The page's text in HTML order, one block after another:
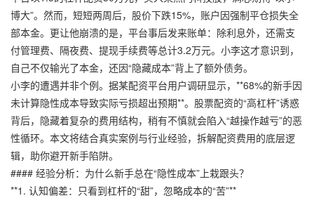
博大”。然而，短短两周后，股价下跌15%，账户因强制平仓损失全
部本金。更让他崩溃的是，平台事后发来账单：除利息外，还需支
付管理费、隔夜费、提现手续费等总计3.2万元。小李这才意识到，
自己不仅输光了本金，还因“隐藏成本”背上了额外债务。
小李的遭遇并非个例。据某配资平台用户调研显示，**68%的新手因
未计算隐性成本导致实际亏损超出预期**。股票配资的“高杠杆”诱惑
背后，隐藏着复杂的费用结构，稍有不慎就会陷入“越操作越亏”的恶
性循环。本文将结合真实案例与行业经验，拆解配资费用的底层逻
辑，助你避开新手陷阱。
#### 经验分析：为什么新手总在“隐性成本”上栽跟头？
**1. 认知偏差：只看到杠杆的“甜”，忽略成本的“苦”**